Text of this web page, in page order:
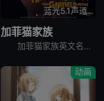
蓝光5.1声道
加菲猫家族
加菲猫家族英文名The Garfield Movie讲述的是：加菲猫（克里斯·帕拉特 Chris Pratt 配音），这只全球闻名、厌恶星期一、对千层面情有独钟的宅猫，正准备开启一段疯狂的户外奇遇
动画